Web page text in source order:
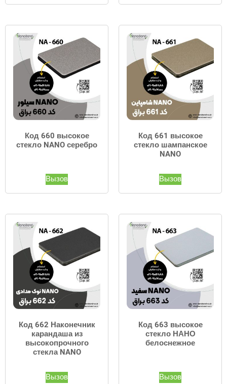
Код 660 высокое
стекло NANO серебро
Вызов
Код 661 высокое
стекло шампанское
NANO
Вызов
Код 662 Наконечник
карандаша из
высокопрочного
стекла NANO
Вызов
Код 663 высокое
стекло НАНО
белоснежное
Вызов